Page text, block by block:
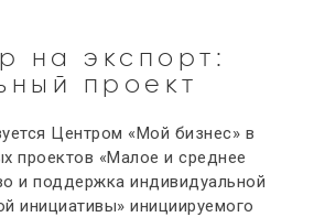
на экспорт :
проект
Центром «Мой бизнес» в
проектов «Малое и среднее
и поддержка индивидуальной
инициативы» инициируемого